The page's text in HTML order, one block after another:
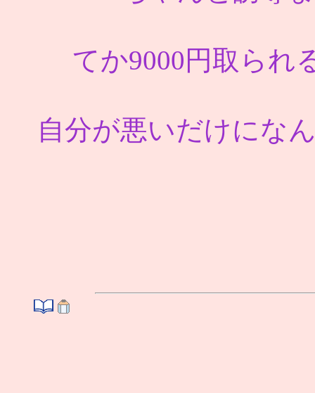
てか9000円取られ
自分が悪いだけにな